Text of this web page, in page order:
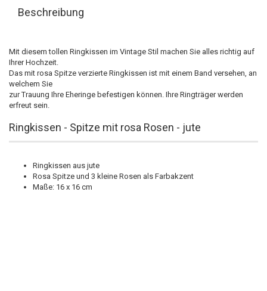
Beschreibung
Mit diesem tollen Ringkissen im Vintage Stil machen Sie alles richtig auf
Ihrer Hochzeit.
Das mit rosa Spitze verzierte Ringkissen ist mit einem Band versehen, an
welchem Sie
zur Trauung Ihre Eheringe befestigen können. Ihre Ringträger werden
erfreut sein.
Ringkissen - Spitze mit rosa Rosen - jute
Ringkissen aus jute
Rosa Spitze und 3 kleine Rosen als Farbakzent
Maße: 16 x 16 cm